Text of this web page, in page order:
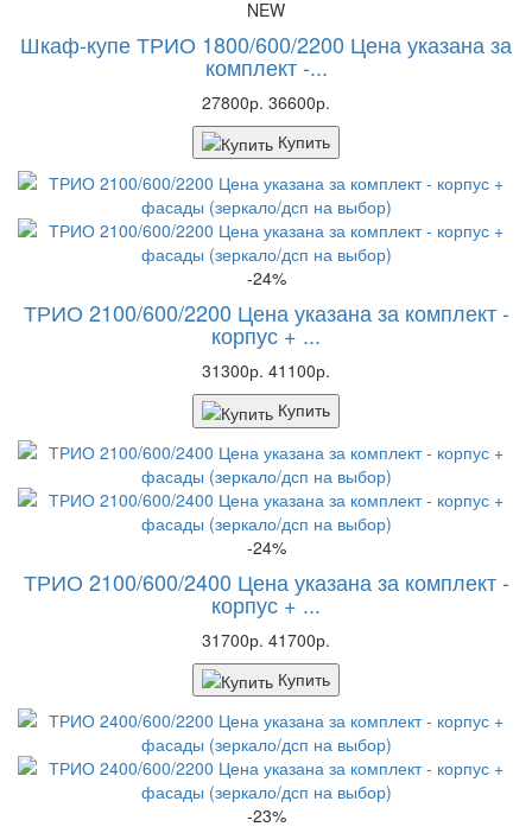
NEW
Шкаф-купе ТРИО 1800/600/2200 Цена указана за
комплект -...
27800р. 36600р.
Купить
-24%
ТРИО 2100/600/2200 Цена указана за комплект -
корпус + ...
31300р. 41100р.
Купить
-24%
ТРИО 2100/600/2400 Цена указана за комплект -
корпус + ...
31700р. 41700р.
Купить
-23%